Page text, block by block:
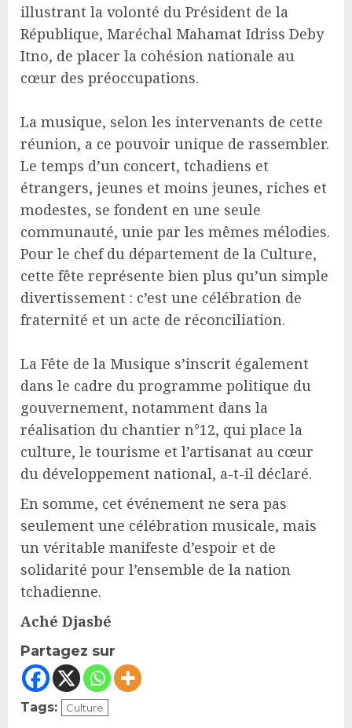
illustrant la volonté du Président de la
République, Maréchal Mahamat Idriss Deby
Itno, de placer la cohésion nationale au
cœur des préoccupations.
La musique, selon les intervenants de cette
réunion, a ce pouvoir unique de rassembler.
Le temps d’un concert, tchadiens et
étrangers, jeunes et moins jeunes, riches et
modestes, se fondent en une seule
communauté, unie par les mêmes mélodies.
Pour le chef du département de la Culture,
cette fête représente bien plus qu’un simple
divertissement : c’est une célébration de
fraternité et un acte de réconciliation.
La Fête de la Musique s’inscrit également
dans le cadre du programme politique du
gouvernement, notamment dans la
réalisation du chantier n°12, qui place la
culture, le tourisme et l’artisanat au cœur
du développement national, a-t-il déclaré.
En somme, cet événement ne sera pas
seulement une célébration musicale, mais
un véritable manifeste d’espoir et de
solidarité pour l’ensemble de la nation
tchadienne.
Aché Djasbé
Partagez sur
Tags: Culture